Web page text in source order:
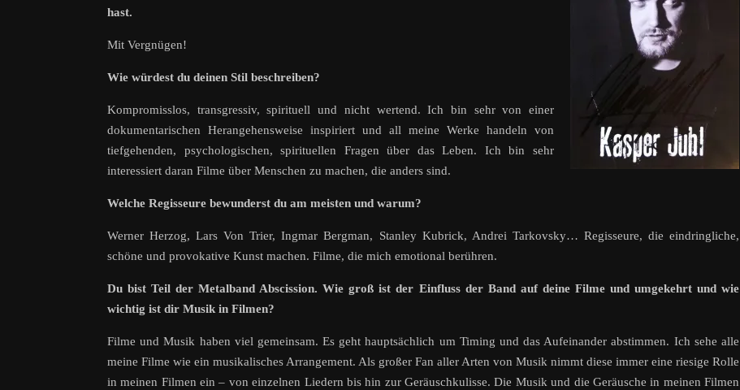
hast.
Mit Vergnügen!
Wie würdest du deinen Stil beschreiben?
Kompromisslos, transgressiv, spirituell und nicht wertend. Ich bin sehr von einer
dokumentarischen Herangehensweise inspiriert und all meine Werke handeln von
tiefgehenden, psychologischen, spirituellen Fragen über das Leben. Ich bin sehr
interessiert daran Filme über Menschen zu machen, die anders sind.
Welche Regisseure bewunderst du am meisten und warum?
Werner Herzog, Lars Von Trier, Ingmar Bergman, Stanley Kubrick, Andrei Tarkovsky… Regisseure, die eindringliche,
schöne und provokative Kunst machen. Filme, die mich emotional berühren.
Du bist Teil der Metalband Abscission. Wie groß ist der Einfluss der Band auf deine Filme und umgekehrt und wie
wichtig ist dir Musik in Filmen?
Filme und Musik haben viel gemeinsam. Es geht hauptsächlich um Timing und das Aufeinander abstimmen. Ich sehe alle
meine Filme wie ein musikalisches Arrangement. Als großer Fan aller Arten von Musik nimmt diese immer eine riesige Rolle
in meinen Filmen ein – von einzelnen Liedern bis hin zur Geräuschkulisse. Die Musik und die Geräusche in meinen Filmen